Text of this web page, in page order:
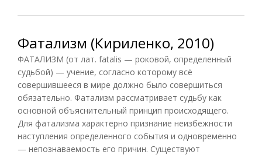
Фатализм (Кириленко, 2010)
ФАТАЛИЗМ (от лат. fatalis — роковой, определенный
судьбой) — учение, согласно которому всё
совершившееся в мире должно было совершиться
обязательно. Фатализм рассматривает судьбу как
основной объяснительный принцип происходящего.
Для фатализма характерно признание неизбежности
наступления определенного события и одновременно
— непознаваемость его причин. Существуют